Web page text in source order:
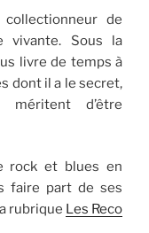
de
vivante. Sous la
livre de temps à
dont il a le secret,
méritent d’être
rock et blues en
faire part de ses
rubrique Les Reco